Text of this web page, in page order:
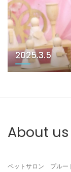
2025.3.5
About us
ペットサロン　プルー